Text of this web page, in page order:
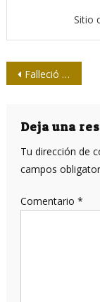
Sitio
entradas
Falleció el General de División Carlos Fernández Gondín
Deja una
Tu dirección de
campos
Comentario *